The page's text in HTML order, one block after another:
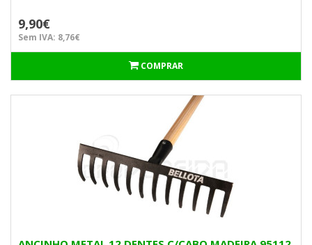
9,90€
Sem IVA: 8,76€
COMPRAR